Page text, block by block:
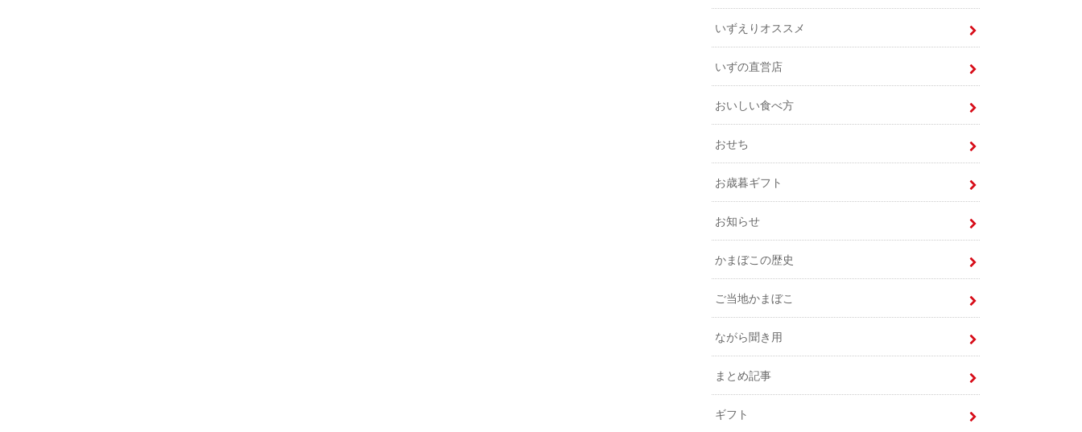
いずえりオススメ
いずの直営店
おいしい食べ方
おせち
お歳暮ギフト
お知らせ
かまぼこの歴史
ご当地かまぼこ
ながら聞き用
まとめ記事
ギフト